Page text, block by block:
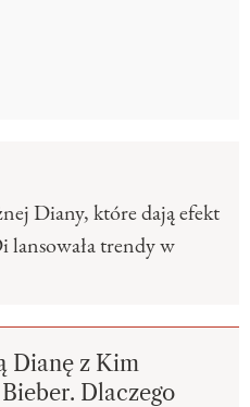
Diany, które dają efekt
lansowała trendy w
Dianę z Kim
Dlaczego